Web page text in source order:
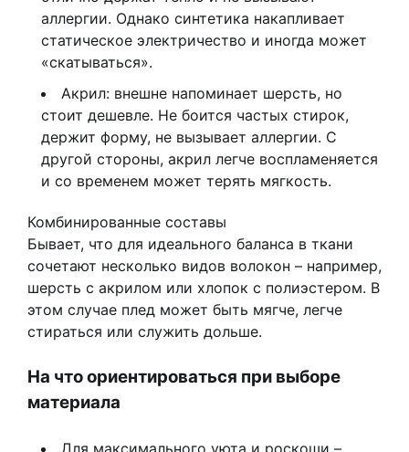
аллергии. Однако синтетика накапливает
статическое электричество и иногда может
«скатываться».
Акрил: внешне напоминает шерсть, но
стоит дешевле. Не боится частых стирок,
держит форму, не вызывает аллергии. С
другой стороны, акрил легче воспламеняется
и со временем может терять мягкость.
Комбинированные составы
Бывает, что для идеального баланса в ткани
сочетают несколько видов волокон – например,
шерсть с акрилом или хлопок с полиэстером. В
этом случае плед может быть мягче, легче
стираться или служить дольше.
На что ориентироваться при выборе
материала